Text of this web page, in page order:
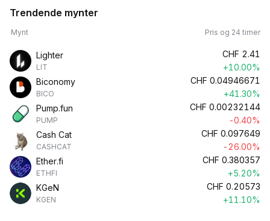
Trendende mynter
Mynt Pris og 24 timer
Lighter
LIT
CHF 2.41
+10.00%
Biconomy
BICO
CHF 0.04946671
+41.30%
Pump.fun
PUMP
CHF 0.00232144
-0.40%
Cash Cat
CASHCAT
CHF 0.097649
-26.00%
Ether.fi
ETHFI
CHF 0.380357
+5.20%
KGeN
KGEN
CHF 0.20573
+11.10%